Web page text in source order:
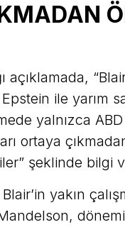
açıklamada,
ile yarım
yalnızca
ortaya
şeklinde bilgi
yakın